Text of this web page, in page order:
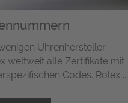
Uhrenhersteller
weltweit alle Zertifikate mit
Codes. Rolex ...